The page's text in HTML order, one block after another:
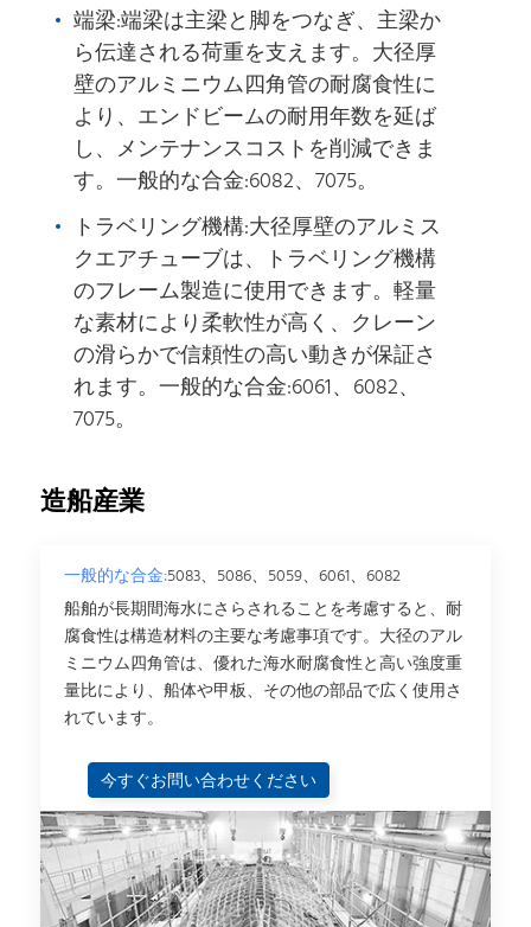
端梁:端梁は主梁と脚をつなぎ、主梁か
ら伝達される荷重を支えます。大径厚
壁のアルミニウム四角管の耐腐食性に
より、エンドビームの耐用年数を延ば
し、メンテナンスコストを削減できま
す。一般的な合金:6082、7075。
トラベリング機構:大径厚壁のアルミス
クエアチューブは、トラベリング機構
のフレーム製造に使用できます。軽量
な素材により柔軟性が高く、クレーン
の滑らかで信頼性の高い動きが保証さ
れます。一般的な合金:6061、6082、
7075。
造船産業
一般的な合金:5083、5086、5059、6061、6082
船舶が長期間海水にさらされることを考慮すると、耐
腐食性は構造材料の主要な考慮事項です。大径のアル
ミニウム四角管は、優れた海水耐腐食性と高い強度重
量比により、船体や甲板、その他の部品で広く使用さ
れています。
今すぐお問い合わせください